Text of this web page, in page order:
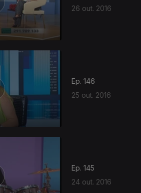
26 out. 2016
Ep. 146
25 out. 2016
Ep. 145
24 out. 2016